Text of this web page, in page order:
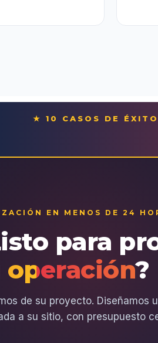
★ 10 CASOS DE
EN MENOS DE 24
para
operación?
de su proyecto. Diseñamos
a su sitio, con presupuesto